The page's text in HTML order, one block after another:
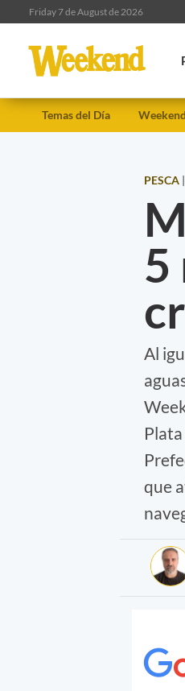
Friday 7 de August de 2026
Temas del Día
PESCA |
5
Al
que